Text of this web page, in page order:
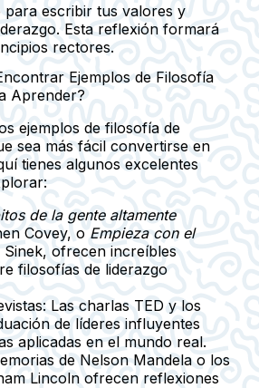
para escribir tus valores y
Esta reflexión formará
rectores.
Ejemplos de Filosofía
Aprender?
ejemplos de filosofía de
sea más fácil convertirse en
tienes algunos excelentes
de la gente altamente
Covey, o Empieza con el
ofrecen increíbles
filosofías de liderazgo
Las charlas TED y los
de líderes influyentes
aplicadas en el mundo real.
de Nelson Mandela o los
Lincoln ofrecen reflexiones